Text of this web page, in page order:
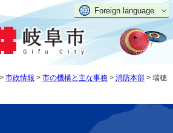
Foreign language
> 市政情報 > 市の機構と主な事務 > 消防本部 > 瑞穂